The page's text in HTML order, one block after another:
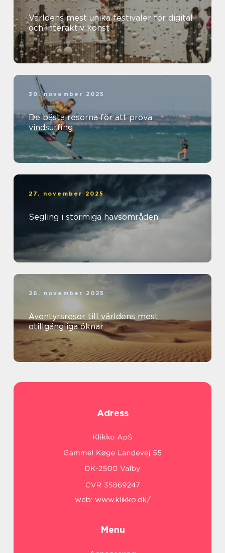
Världens mest unika festivaler för digital
och interaktiv konst
30. november 2025
De bästa resorna för att prova
vindsurfing
27. november 2025
Segling i stormiga havsområden
26. november 2025
Äventyrsresor till världens mest
otillgängliga öknar
Adress
web: www.klikko.dk/
Menu